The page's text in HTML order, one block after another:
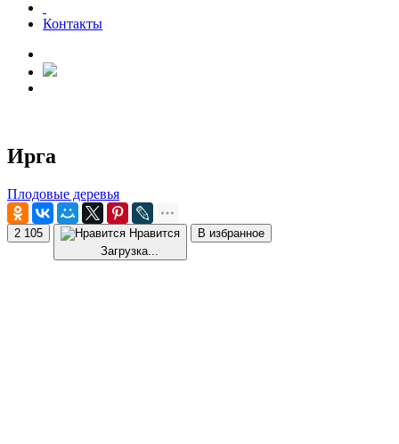
Контакты
Ирга
Плодовые деревья
2 105
Нравится
Загрузка...
В избранное